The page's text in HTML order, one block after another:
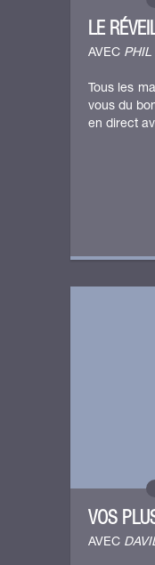
LE
AVEC PHIL
Tous les
vous du
en direct
VOS
AVEC